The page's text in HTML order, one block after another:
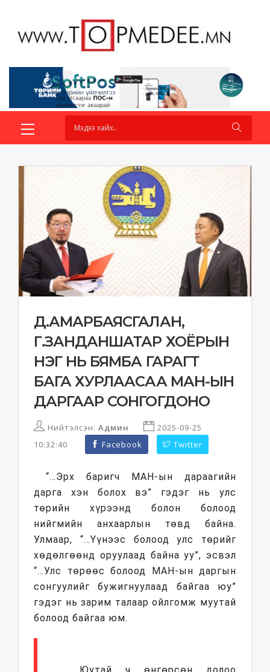
Д.АМАРБАЯСГАЛАН,
Г.ЗАНДАНШАТАР ХОЁРЫН
НЭГ НЬ БЯМБА ГАРАГТ
БАГА ХУРЛААСАА МАН-ЫН
ДАРГААР СОНГОГДОНО
Нийтэлсэн: Админ
2025-09-25
10:32:40
Facebook Twitter
“…Эрх баригч МАН-ын дараагийн
дарга хэн болох вэ” гэдэг нь улс
төрийн хүрээнд болон болоод
нийгмийн анхаарлын төвд байна.
Улмаар, “…Үүнээс болоод улс төрийг
хөдөлгөөнд оруулаад байна уу”, эсвэл
“…Улс төрөөс болоод МАН-ын даргын
сонгуулийг бужигнуулаад байгаа юу”
гэдэг нь зарим талаар ойлгомж муутай
болоод байгаа юм.